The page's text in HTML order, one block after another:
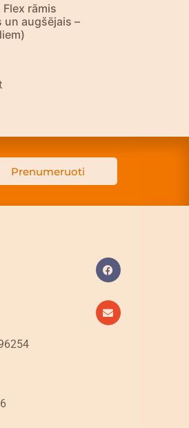
rāmis
un augšējais –
Prenumeruoti